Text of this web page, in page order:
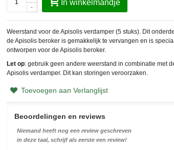
-
In winkelmandje
Weerstand voor de Apisolis verdamper (5 stuks). Dit
de Apisolis beroker is gemakkelijk te vervangen en is
ontworpen voor de Apisolis beroker.
Let op: gebruik geen andere weerstand in combinatie met
Apisolis verdamper. Dit kan storingen veroorzaken.
Toevoegen aan Verlanglijst
Beoordelingen en reviews
Niemand heeft nog een review geschreven
in deze taal, schrijf als eerste een review!